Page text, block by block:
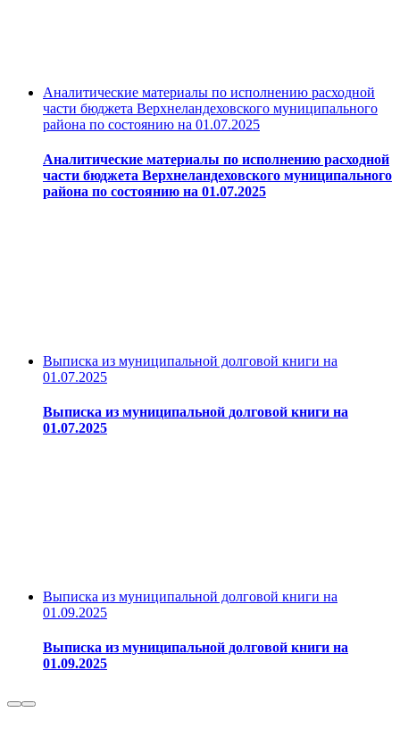
Аналитические материалы по исполнению расходной
части бюджета Верхнеландеховского муниципального
района по состоянию на 01.07.2025
Аналитические материалы по исполнению расходной
части бюджета Верхнеландеховского муниципального
района по состоянию на 01.07.2025
Выписка из муниципальной долговой книги на
01.07.2025
Выписка из муниципальной долговой книги на
01.07.2025
Выписка из муниципальной долговой книги на
01.09.2025
Выписка из муниципальной долговой книги на
01.09.2025